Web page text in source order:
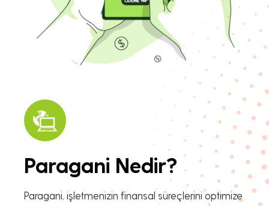
Paragani Nedir?
Paragani, işletmenizin finansal süreçlerini optimize